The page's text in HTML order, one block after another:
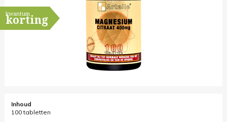
kwantum
korting
Inhoud
100 tabletten